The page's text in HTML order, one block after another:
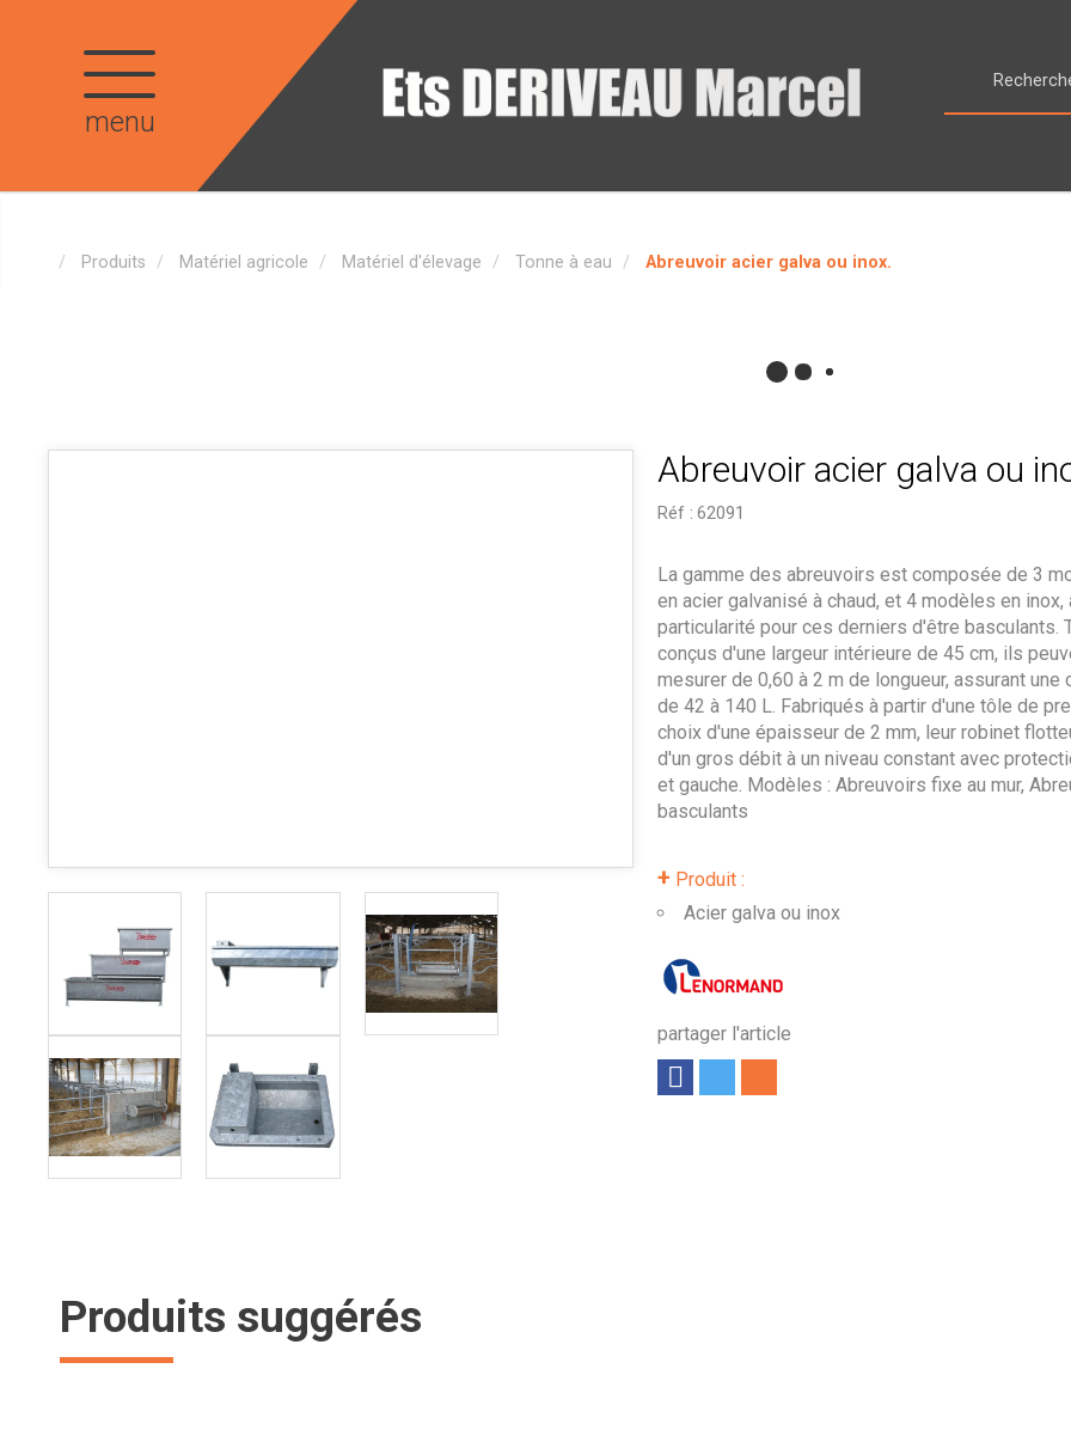
menu
Produits Matériel agricole Matériel d'élevage Tonne à eau Abreuvoir acier galva ou inox.
Abreuvoir acier galva ou
Réf : 62091
+ Produit :
Acier galva ou inox
partager l'article
La gamme des abreuvoirs est composée de 3
en acier galvanisé à chaud, et 4 modèles en inox,
particularité pour ces derniers d'être basculants.
conçus d'une largeur intérieure de 45 cm, ils
mesurer de 0,60 à 2 m de longueur, assurant une
de 42 à 140 L. Fabriqués à partir d'une tôle de
choix d'une épaisseur de 2 mm, leur robinet
d'un gros débit à un niveau constant avec
et gauche. Modèles : Abreuvoirs fixe au mur,
basculants
Produits suggérés